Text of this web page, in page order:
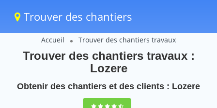
Trouver des chantiers
Accueil Trouver des chantiers travaux
Trouver des chantiers travaux :
Lozere
Obtenir des chantiers et des clients : Lozere